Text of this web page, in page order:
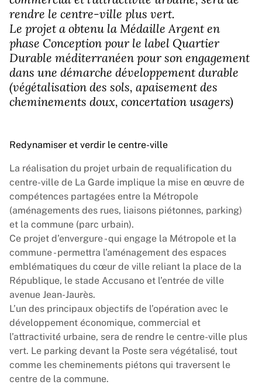
rendre le centre-ville plus vert.
Le projet a obtenu la Médaille Argent en
phase Conception pour le label Quartier
Durable méditerranéen pour son engagement
dans une démarche développement durable
(végétalisation des sols, apaisement des
cheminements doux, concertation usagers)
Redynamiser et verdir le centre-ville
La réalisation du projet urbain de requalification du
centre-ville de La Garde implique la mise en œuvre de
compétences partagées entre la Métropole
(aménagements des rues, liaisons piétonnes, parking)
et la commune (parc urbain).
Ce projet d’envergure - qui engage la Métropole et la
commune - permettra l’aménagement des espaces
emblématiques du cœur de ville reliant la place de la
République, le stade Accusano et l’entrée de ville
avenue Jean-Jaurès.
L’un des principaux objectifs de l’opération avec le
développement économique, commercial et
l’attractivité́ urbaine, sera de rendre le centre-ville plus
vert. Le parking devant la Poste sera végétalisé, tout
comme les cheminements piétons qui traversent le
centre de la commune.